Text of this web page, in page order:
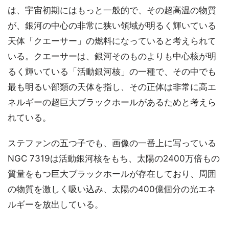
は、宇宙初期にはもっと一般的で、その超高温の物質
が、銀河の中心の非常に狭い領域が明るく輝いている
天体「クエーサー」の燃料になっていると考えられて
いる。クエーサーは、銀河そのものよりも中心核が明
るく輝いている「活動銀河核」の一種で、その中でも
最も明るい部類の天体を指し、その正体は非常に高エ
ネルギーの超巨大ブラックホールがあるためと考えら
れている。
ステファンの五つ子でも、画像の一番上に写っている
NGC 7319は活動銀河核をもち、太陽の2400万倍もの
質量をもつ巨大ブラックホールが存在しており、周囲
の物質を激しく吸い込み、太陽の400億個分の光エネ
ルギーを放出している。